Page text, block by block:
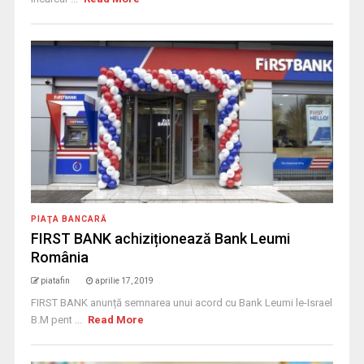
PIAŢA BANCARĂ
FIRST BANK achiziționează Bank Leumi
România
piatafin aprilie 17, 2019
FIRST BANK anunță semnarea unui acord cu Bank Leumi le-Israel
B.M pent ... Read More